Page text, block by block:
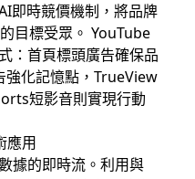
即時競價機制，將品牌
目標受眾。 YouTube
：首頁標頭廣告確保品
強化記憶點，TrueView
短影音則實現行動
應用
據的即時流。利用與